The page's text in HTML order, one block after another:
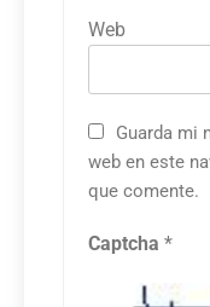
Web
Guarda mi
web en este
que comente.
Captcha *